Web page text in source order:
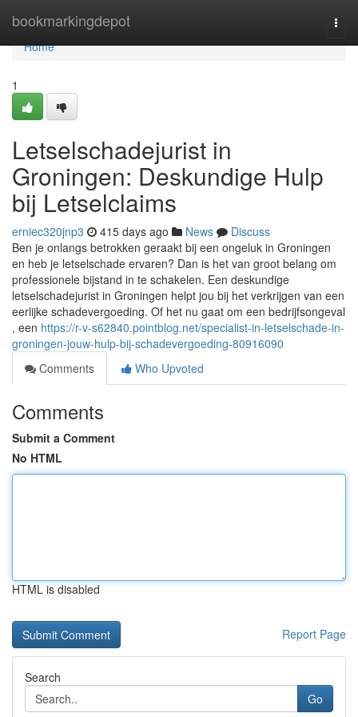
bookmarkingdepot
Home
Home
1
Letselschadejurist in
Groningen: Deskundige Hulp
bij Letselclaims
erniec320jnp3 415 days ago News
Discuss
Ben je onlangs betrokken geraakt bij een ongeluk in Groningen
en heb je letselschade ervaren? Dan is het van groot belang om
professionele bijstand in te schakelen. Een deskundige
letselschadejurist in Groningen helpt jou bij het verkrijgen van een
eerlijke schadevergoeding. Of het nu gaat om een bedrijfsongeval
, een https://r-v-s62840.pointblog.net/specialist-in-letselschade-in-
groningen-jouw-hulp-bij-schadevergoeding-80916090
Comments
Who Upvoted
Comments
Submit a Comment
No HTML
HTML is disabled
Report Page
Search
Go